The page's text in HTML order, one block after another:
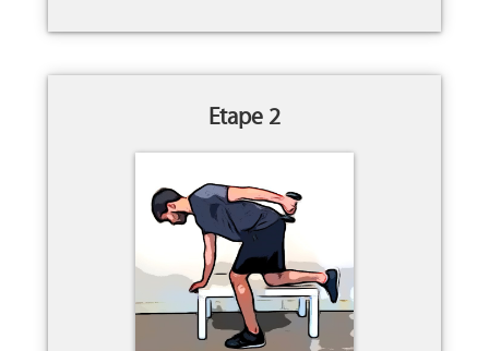
Etape 2